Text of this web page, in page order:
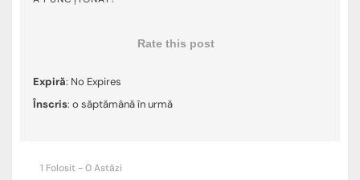
Rate this post
Expiră: No Expires
Înscris: o săptămână în urmă
1 Folosit - 0 Astăzi